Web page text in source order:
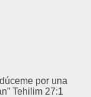
por una
Tehilim 27:1